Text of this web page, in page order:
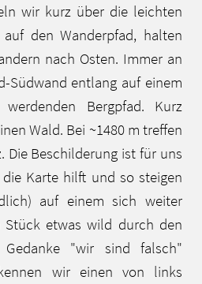
wir kurz über die leichten
den Wanderpfad, halten
nach Osten. Immer an
Südwand entlang auf einem
Bergpfad. Kurz
Wald. Bei ~1480 m treffen
Die Beschilderung ist für uns
Karte hilft und so steigen
auf einem sich weiter
Stück etwas wild durch den
"wir sind falsch"
wir einen von links